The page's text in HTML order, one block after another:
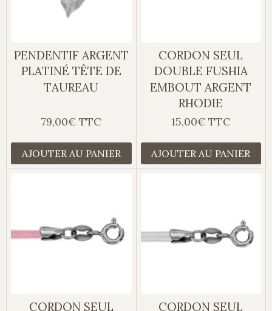
PENDENTIF ARGENT
PLATINÉ TÊTE DE
TAUREAU
79,00€ TTC
AJOUTER AU PANIER
CORDON SEUL
DOUBLE FUSHIA
EMBOUT ARGENT
RHODIE
15,00€ TTC
AJOUTER AU PANIER
CORDON SEUL CORDON SEUL